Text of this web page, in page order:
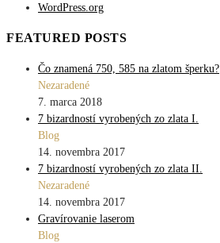
WordPress.org
FEATURED POSTS
Čo znamená 750, 585 na zlatom šperku?
Nezaradené
7. marca 2018
7 bizardností vyrobených zo zlata I.
Blog
14. novembra 2017
7 bizardností vyrobených zo zlata II.
Nezaradené
14. novembra 2017
Gravírovanie laserom
Blog